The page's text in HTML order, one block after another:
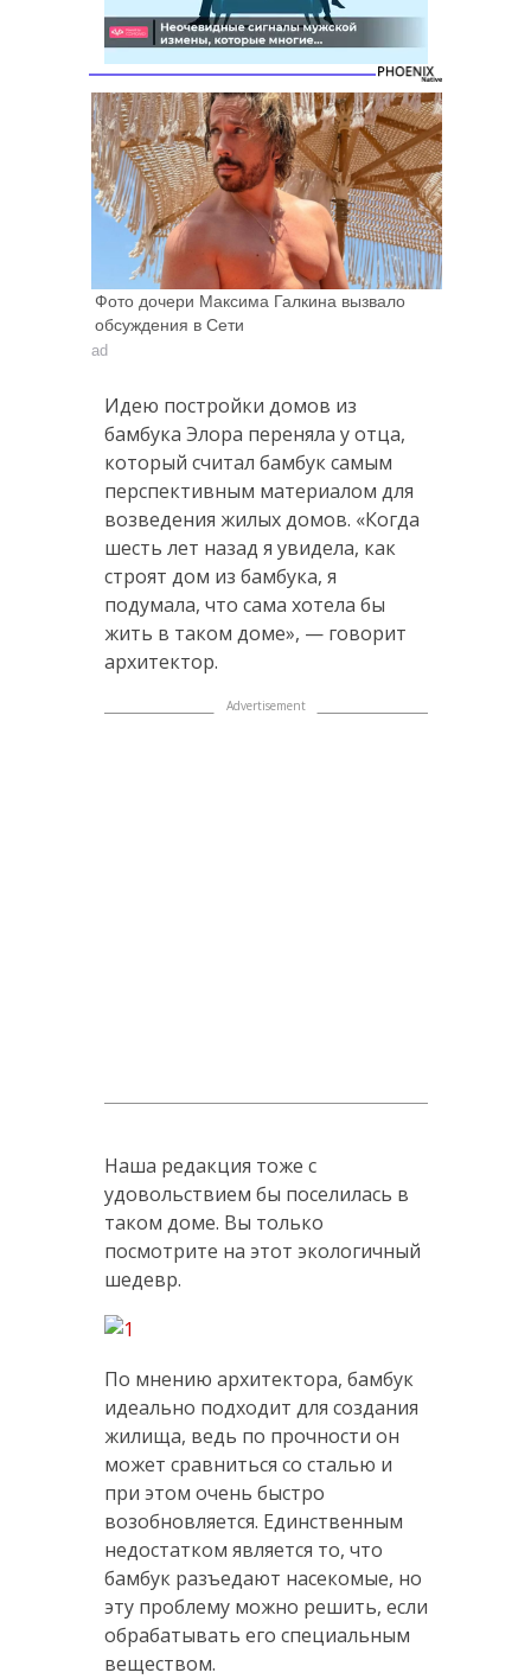
Фото дочери Максима Галкина вызвало
обсуждения в Сети
ad
Идею постройки домов из
бамбука Элора переняла у отца,
который считал бамбук самым
перспективным материалом для
возведения жилых домов. «Когда
шесть лет назад я увидела, как
строят дом из бамбука, я
подумала, что сама хотела бы
жить в таком доме», — говорит
архитектор.
Наша редакция тоже с
удовольствием бы поселилась в
таком доме. Вы только
посмотрите на этот экологичный
шедевр.
По мнению архитектора, бамбук
идеально подходит для создания
жилища, ведь по прочности он
может сравниться со сталью и
при этом очень быстро
возобновляется. Единственным
недостатком является то, что
бамбук разъедают насекомые, но
эту проблему можно решить, если
обрабатывать его специальным
веществом.